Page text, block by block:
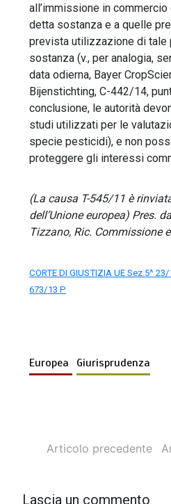
all’immissione in
detta sostanza e a quelle
prevista utilizzazione di tale
sostanza (v., per analogia,
data odierna, Bayer
Bijenstichting, C-442/14,
conclusione, le autorità
studi utilizzati per le
specie pesticidi), e non
proteggere gli interessi
(La causa T-545/11 è
dell’Unione europea) Pres.
Tizzano, Ric. Commissione
CORTE DI GIUSTIZIA UE Sez.5^
673/13 P
Europea Giurisprudenza
Articolo precedente
Lascia un commento